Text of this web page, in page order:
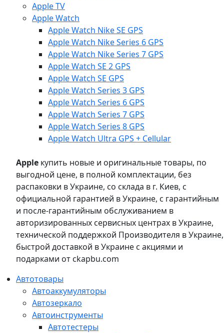
Apple TV
Apple Watch
Apple Watch Nike SE GPS
Apple Watch Nike Series 6 GPS
Apple Watch Nike Series 7 GPS
Apple Watch SE 2 GPS
Apple Watch SE GPS
Apple Watch Series 3 GPS
Apple Watch Series 6 GPS
Apple Watch Series 7 GPS
Apple Watch Series 8 GPS
Apple Watch Ultra GPS + Cellular
Apple купить новые и оригинальные товары, по
выгодной цене, в полной комплектации, без
распаковки в Украине, со склада в г. Киев, с
официальной гарантией в Украине, с гарантийным
и после-гарантийным обслуживанием в
авторизированных сервисных центрах в Украине,
технической поддержкой Производителя в Украине,
быстрой доставкой в Украине с акциями и
подарками от ckapbu.com
Автотовары
Автоаккумуляторы
Автозеркало
Автоинструменты
Автотестеры